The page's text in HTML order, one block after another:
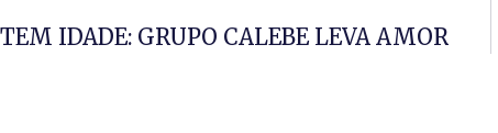
IDADE: GRUPO CALEBE LEVA AMOR